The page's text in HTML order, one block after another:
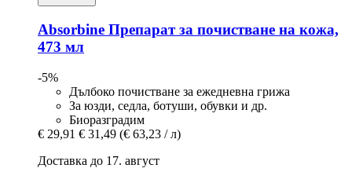
Absorbine Препарат за почистване на кожа,
473 мл
-5%
Дълбоко почистване за ежедневна грижа
За юзди, седла, ботуши, обувки и др.
Биоразградим
€ 29,91 € 31,49 (€ 63,23 / л)
Доставка до 17. август